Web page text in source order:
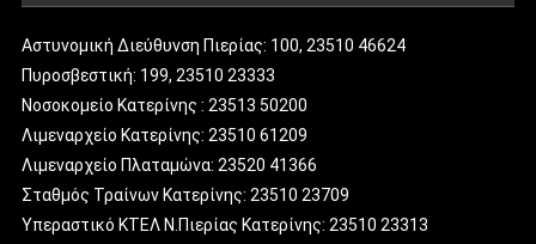
Αστυνομική Διεύθυνση Πιερίας: 100, 23510 46624
Πυροσβεστική: 199, 23510 23333
Νοσοκομείο Κατερίνης : 23513 50200
Λιμεναρχείο Κατερίνης: 23510 61209
Λιμεναρχείο Πλαταμώνα: 23520 41366
Σταθμός Τραίνων Κατερίνης: 23510 23709
Υπεραστικό ΚΤΕΛ Ν.Πιερίας Κατερίνης: 23510 23313